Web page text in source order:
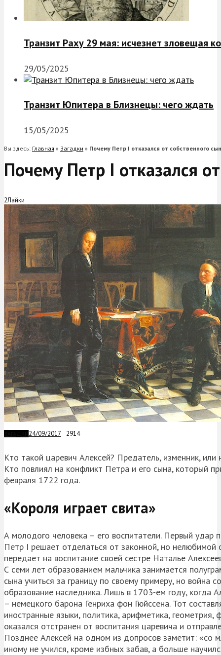
Транзит Раху 29 мая: исчезнет зловещая
29/05/2025
Транзит Юпитера в Близнецы: чего ждать
15/05/2025
Вы здесь: Главная » Загадки » Почему Петр I отказался от собственного
Почему Петр I отказался
2Лайки
24/09/2017 2914
Кто такой царевич Алексей? Предатель, изменник,
Кто повлиял на конфликт Петра и его сына, который
февраля 1722 года.
«Короля играет свита»
А молодого человека – его воспитатели. Первый удар
Петр I решает отделаться от законной, но нелюбимой
передает на воспитание своей сестре Наталье
С семи лет образованием мальчика занимается
сына учиться за границу по своему примеру, но война
образование наследника. Лишь в 1703-ем году,
– немецкого барона Генриха фон Гюйссена. Тот
иностранные языки, политика, арифметика,
оказался отстранен от воспитания царевича и
Позднее Алексей на одном из допросов заметит: «со
иному не учился, кроме избных забав, а больше